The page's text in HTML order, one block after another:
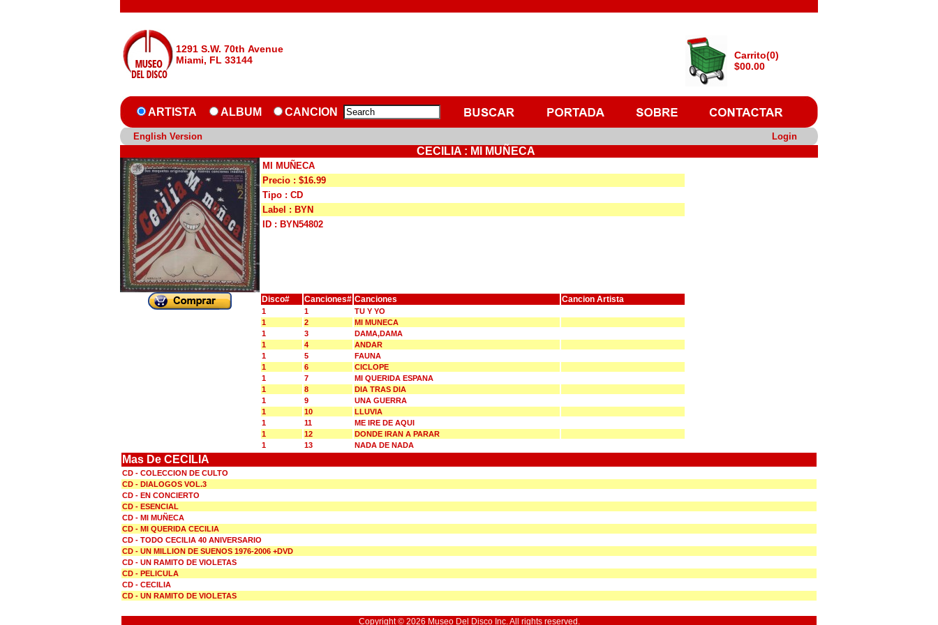
1291 S.W. 70th Avenue
Miami, FL 33144
Carrito(0)
$00.00
ARTISTA ALBUM CANCION
English Version Login
CECILIA : MI MUÑECA
MI MUÑECA
Precio : $16.99
Tipo : CD
Label : BYN
ID : BYN54802
Disco# Canciones# Canciones Cancion Artista
1 1
TU Y YO
1
2
MI MUNECA
1
3
DAMA,DAMA
1
4
ANDAR
1
5
FAUNA
1
6
CICLOPE
1
7
MI QUERIDA ESPANA
1
8
DIA TRAS DIA
1
9
UNA GUERRA
1
10
LLUVIA
1
11
ME IRE DE AQUI
1
12
DONDE IRAN A PARAR
1
13 NADA DE NADA
Mas De CECILIA
CD - COLECCION DE CULTO
CD - DIALOGOS VOL.3
CD - EN CONCIERTO
CD - ESENCIAL
CD - MI MUÑECA
CD - MI QUERIDA CECILIA
CD - TODO CECILIA 40 ANIVERSARIO
CD - UN MILLION DE SUENOS 1976-2006 +DVD
CD - UN RAMITO DE VIOLETAS
CD - PELICULA
CD - CECILIA
CD - UN RAMITO DE VIOLETAS
Copyright © 2026 Museo Del Disco Inc. All rights reserved.